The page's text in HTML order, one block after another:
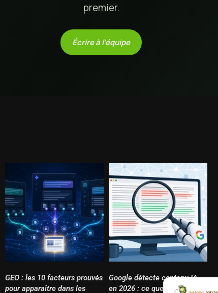
premier.
Écrire à l’équipe
GEO : les 10 facteurs prouvés
pour apparaître dans les
Google détecte contenu IA
en 2026 : ce que disent